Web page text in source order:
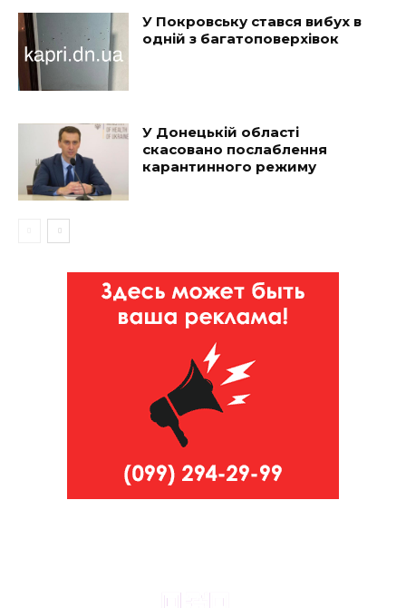
У Покровську стався вибух в
одній з багатоповерхівок
У Донецькій області
скасовано послаблення
карантинного режиму